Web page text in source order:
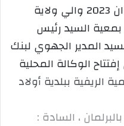
أشرف صباح اليوم الأحد 18 جوان 2023 والي ولاية
السيد رئيس
المدير الجهوي لبنك
الوكالة المحلية
الريفية ببلدية أولاد
، السادة :